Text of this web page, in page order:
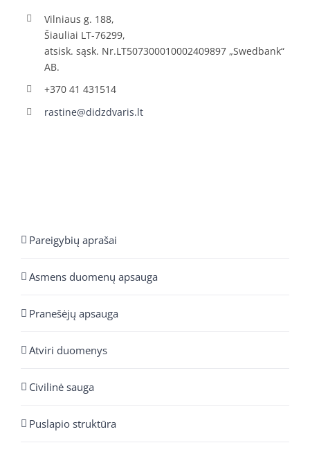
Vilniaus g. 188,
Šiauliai LT-76299,
atsisk. sąsk. Nr.LT507300010002409897 „Swedbank“
AB.
+370 41 431514
rastine@didzdvaris.lt
Pareigybių aprašai
Asmens duomenų apsauga
Pranešėjų apsauga
Atviri duomenys
Civilinė sauga
Puslapio struktūra